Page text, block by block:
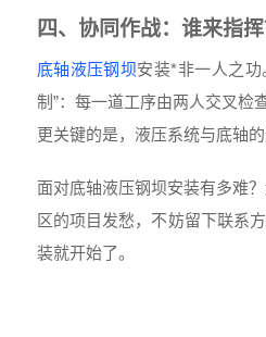
四、协同作战：谁来指
底轴液压钢坝安装*非一人之
制”：每一道工序由两人交叉检
更关键的是，液压系统与底轴
面对底轴液压钢坝安装有多难
区的项目发愁，不妨留下联系
装就开始了。